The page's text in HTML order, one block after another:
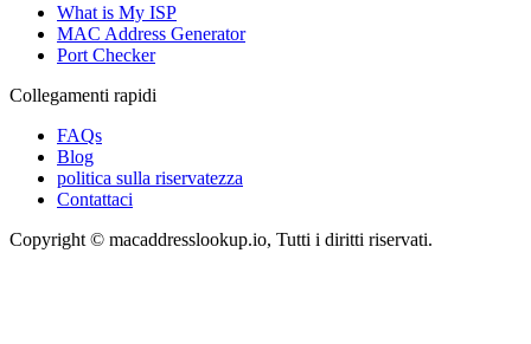
What is My ISP
MAC Address Generator
Port Checker
Collegamenti rapidi
FAQs
Blog
politica sulla riservatezza
Contattaci
Copyright © macaddresslookup.io, Tutti i diritti riservati.